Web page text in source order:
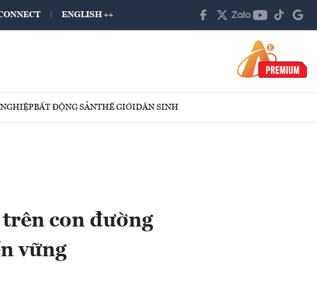
ENGLISH ++
BẤT ĐỘNG SẢNTHẾ GIỚIDÂN SINH
con đường
vững